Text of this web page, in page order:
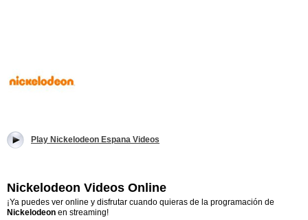
Play Nickelodeon Espana Videos
Nickelodeon Videos Online
¡Ya puedes ver online y disfrutar cuando quieras de la programación de
Nickelodeon en streaming!